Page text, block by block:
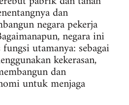
dan
negara pekerja
negara ini
utamanya: sebagai
kekerasan,
dan
untuk menjaga